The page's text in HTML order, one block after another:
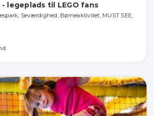
- legeplads til LEGO fans
Seværdighed, Børneaktivitet, MUST SEE,